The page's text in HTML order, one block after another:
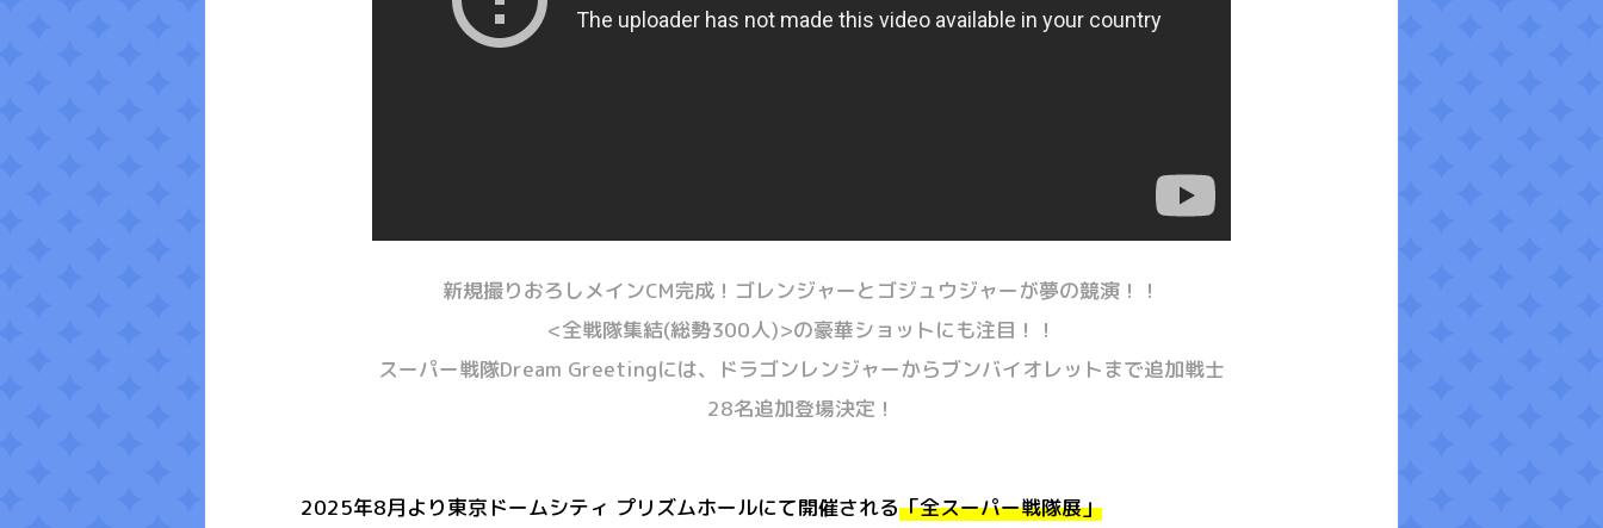
新規撮りおろしメインCM完成！ゴレンジャーとゴジュウジャーが夢の競演！！
<全戦隊集結(総勢300人)>の豪華ショットにも注目！！
スーパー戦隊Dream Greetingには、ドラゴンレンジャーからブンバイオレットまで追加戦士
28名追加登場決定！
2025年8月より東京ドームシティ プリズムホールにて開催される「全スーパー戦隊展」